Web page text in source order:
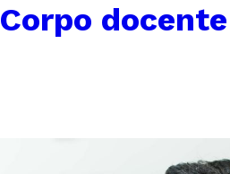
Corpo